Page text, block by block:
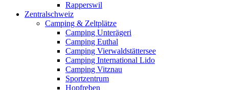
Rapperswil
Zentralschweiz
Camping & Zeltplätze
Camping Unterägeri
Camping Euthal
Camping Vierwaldstättersee
Camping International Lido
Camping Vitznau
Sportzentrum
Hopfreben